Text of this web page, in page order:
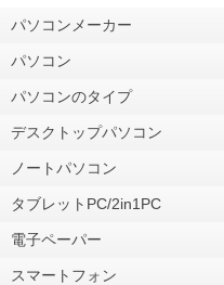
パソコンメーカー
パソコン
パソコンのタイプ
デスクトップパソコン
ノートパソコン
タブレットPC/2in1PC
電子ペーパー
スマートフォン